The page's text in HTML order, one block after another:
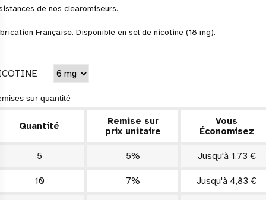
de nos clearomiseurs.
Française. Disponible en sel de nicotine (18 mg).
sur quantité
Quantité
Remise sur
prix unitaire
Vous
Économisez
5 5% Jusqu'à 1,73 €
10 7% Jusqu'à 4,83 €